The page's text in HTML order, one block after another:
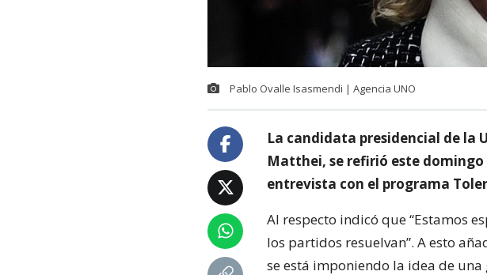
Pablo Ovalle Isasmendi | Agencia UNO
La candidata presidencial de la
Matthei, se refirió este
entrevista con el programa
Al respecto indicó que “Estamos
los partidos resuelvan”. A esto
se está imponiendo la idea de una